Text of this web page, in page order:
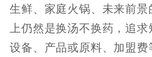
生鲜、家庭火锅、未来前景
上仍然是换汤不换药，追求
设备、产品或原料、加盟费